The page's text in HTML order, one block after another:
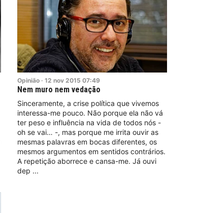
Opinião · 12 nov 2015 07:49
Nem muro nem vedação
Sinceramente, a crise política que vivemos
interessa-me pouco. Não porque ela não vá
ter peso e influência na vida de todos nós -
oh se vai… -, mas porque me irrita ouvir as
mesmas palavras em bocas diferentes, os
mesmos argumentos em sentidos contrários.
A repetição aborrece e cansa-me. Já ouvi
dep